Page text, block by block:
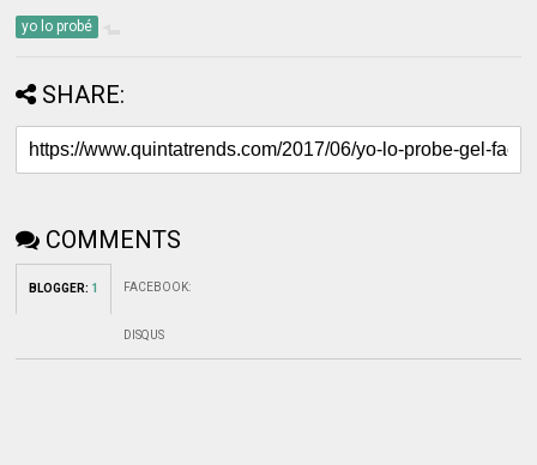
yo lo probé
SHARE:
COMMENTS
BLOGGER: 1 FACEBOOK:
DISQUS